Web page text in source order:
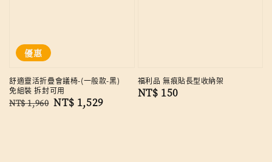
優惠
舒適靈活折疊會議椅-(一般款-黑)
免組裝 拆封可用
Regular
NT$ 1,960 Sale
NT$ 1,529
福利品 無痕貼長型收納架
Regular
NT$ 150